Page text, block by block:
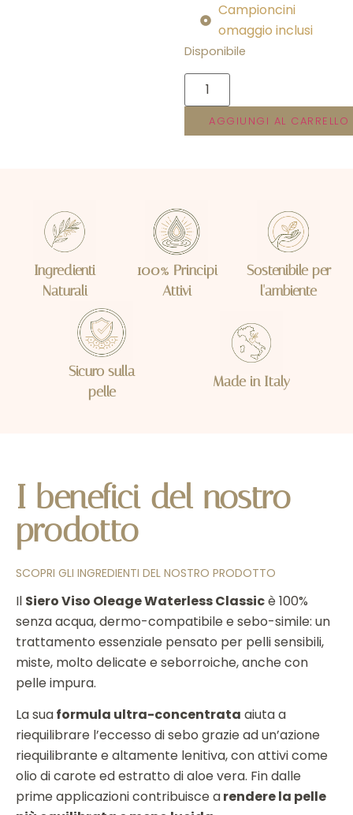
Campioncini
omaggio inclusi
Disponibile
AGGIUNGI AL CARRELLO
Ingredienti
Naturali
100% Principi
Attivi
Sostenibile per
l'ambiente
Sicuro sulla
pelle
Made in Italy
I benefici del nostro
prodotto
SCOPRI GLI INGREDIENTI DEL NOSTRO PRODOTTO
Il Siero Viso Oleage Waterless Classicè 100%
senza acqua, dermo-compatibile e sebo-simile: un
trattamento essenziale pensato per pelli sensibili,
miste, molto delicate e seborroiche, anche con
pelle impura.
La suaformula ultra-concentrata aiuta a
riequilibrare l’eccesso di sebo grazie ad un’azione
riequilibrante e altamente lenitiva, con attivi come
olio di carote ed estratto di aloe vera. Fin dalle
prime applicazioni contribuisce arendere la pelle